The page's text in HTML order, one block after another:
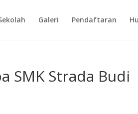
Galeri Pendaftaran
SMK Strada Budi